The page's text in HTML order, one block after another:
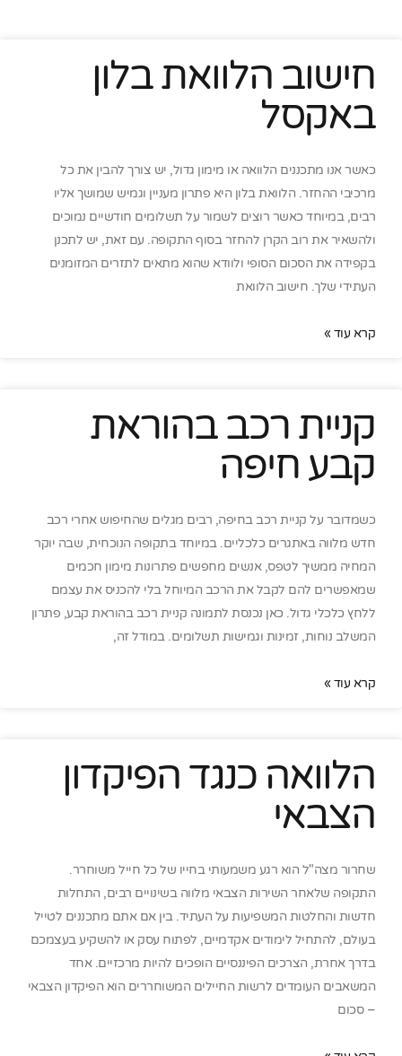
חישוב הלוואת בלון
באקסל
כאשר אנו מתכננים הלוואה או מימון גדול, יש צורך להבין את כל
מרכיבי ההחזר. הלוואת בלון היא פתרון מעניין וגמיש שמושך אליו
רבים, במיוחד כאשר רוצים לשמור על תשלומים חודשיים נמוכים
ולהשאיר את רוב הקרן להחזר בסוף התקופה. עם זאת, יש לתכנן
בקפידה את הסכום הסופי ולוודא שהוא מתאים לתזרים המזומנים
העתידי שלך. חישוב הלוואת
קרא עוד »
קניית רכב בהוראת
קבע חיפה
כשמדובר על קניית רכב בחיפה, רבים מגלים שהחיפוש אחרי רכב
חדש מלווה באתגרים כלכליים. במיוחד בתקופה הנוכחית, שבה יוקר
המחיה ממשיך לטפס, אנשים מחפשים פתרונות מימון חכמים
שמאפשרים להם לקבל את הרכב המיוחל בלי להכניס את עצמם
ללחץ כלכלי גדול. כאן נכנסת לתמונה קניית רכב בהוראת קבע, פתרון
המשלב נוחות, זמינות וגמישות תשלומים. במודל זה,
קרא עוד »
הלוואה כנגד הפיקדון
הצבאי
שחרור מצה"ל הוא רגע משמעותי בחייו של כל חייל משוחרר.
התקופה שלאחר השירות הצבאי מלווה בשינויים רבים, התחלות
חדשות והחלטות המשפיעות על העתיד. בין אם אתם מתכננים לטייל
בעולם, להתחיל לימודים אקדמיים, לפתוח עסק או להשקיע בעצמכם
בדרך אחרת, הצרכים הפיננסיים הופכים להיות מרכזיים. אחד
המשאבים העומדים לרשות החיילים המשוחררים הוא הפיקדון הצבאי
– סכום